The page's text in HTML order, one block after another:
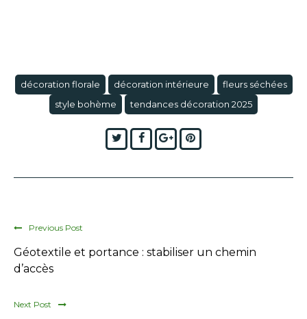
décoration florale décoration intérieure
fleurs séchées
style bohème
tendances décoration 2025
TwitterFacebook
Google+Pinterest
Previous Post
Géotextile et portance : stabiliser un chemin
d’accès
Next Post